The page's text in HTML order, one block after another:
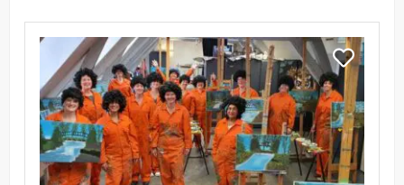
Bekijk
Bob
Ross
Workshop
Ross
Workshop